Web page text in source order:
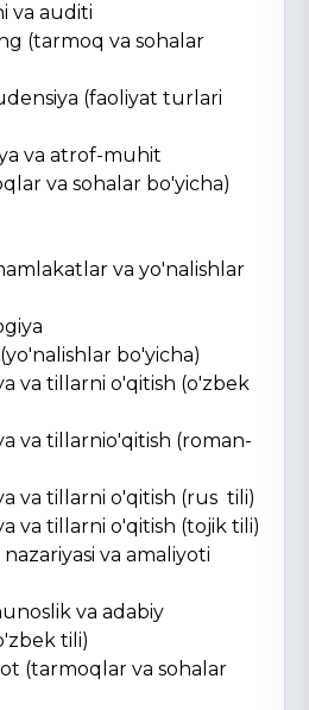
va auditi
(tarmoq va sohalar
(faoliyat turlari
va atrof-muhit
va sohalar bo'yicha)
va yo'nalishlar
bo'yicha)
va tillarni o'qitish (o'zbek
va tillarnio'qitish (roman-
va tillarni o'qitish (rus tili)
va tillarni o'qitish (tojik tili)
va amaliyoti
va adabiy
tili)
(tarmoqlar va sohalar